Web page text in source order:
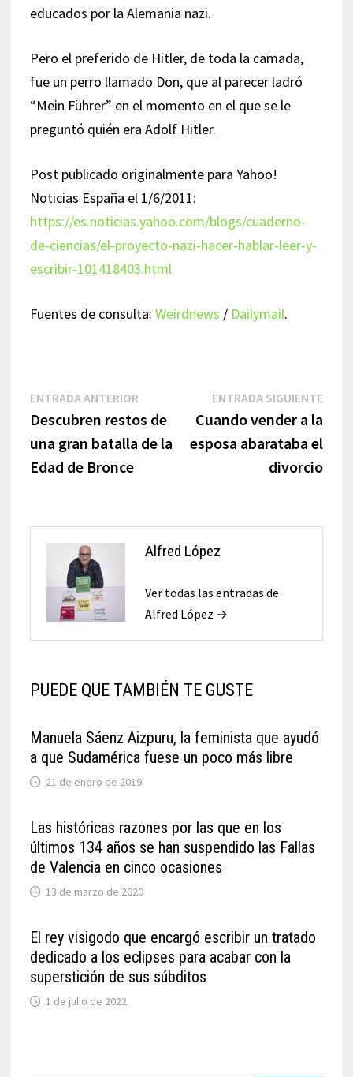
educados por la Alemania nazi.
Pero el preferido de Hitler, de toda la camada,
fue un perro llamado Don, que al parecer ladró
“Mein Führer” en el momento en el que se le
preguntó quién era Adolf Hitler.
Post publicado originalmente para Yahoo!
Noticias España el 1/6/2011:
https://es.noticias.yahoo.com/blogs/cuaderno-
de-ciencias/el-proyecto-nazi-hacer-hablar-leer-y-
escribir-101418403.html
Fuentes de consulta: Weirdnews / Dailymail.
Navegación
de
entradas
ENTRADA ANTERIOREntrada
anterior:
Descubren restos de
una gran batalla de la
Edad de Bronce
ENTRADA SIGUIENTE
Cuando vender a la
esposa abarataba el
divorcio
Alfred López
Ver todas las entradas de
Alfred López →
PUEDE QUE TAMBIÉN TE GUSTE
Manuela Sáenz Aizpuru, la feminista que ayudó
a que Sudamérica fuese un poco más libre
21 de enero de 2019
Las históricas razones por las que en los
últimos 134 años se han suspendido las Fallas
de Valencia en cinco ocasiones
13 de marzo de 2020
El rey visigodo que encargó escribir un tratado
dedicado a los eclipses para acabar con la
superstición de sus súbditos
1 de julio de 2022